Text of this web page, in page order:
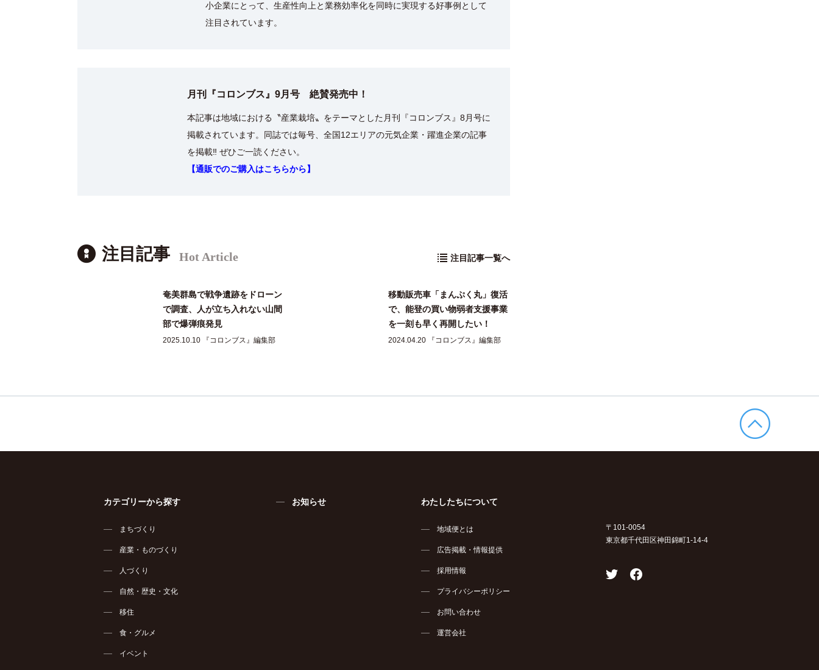
小企業にとって、生産性向上と業務効率化を同時に実現する好事例として
注目されています。
月刊『コロンブス』9月号 絶賛発売中！
本記事は地域における〝産業栽培〟をテーマとした月刊『コロンブス』8月号に
掲載されています。同誌では毎号、全国12エリアの元気企業・躍進企業の記事
を掲載‼ ぜひご一読ください。
【通販でのご購入はこちらから】
注目記事 Hot Article 注目記事一覧へ
奄美群島で戦争遺跡をドローン
で調査、人が立ち入れない山間
部で爆弾痕発見
2025.10.10 『コロンブス』編集部
移動販売車「まんぷく丸」復活
で、能登の買い物弱者支援事業
を一刻も早く再開したい！
2024.04.20 『コロンブス』編集部
カテゴリーから探す
まちづくり
産業・ものづくり
人づくり
自然・歴史・文化
移住
食・グルメ
イベント
お知らせ わたしたちについて
地域便とは
広告掲載・情報提供
採用情報
プライバシーポリシー
お問い合わせ
運営会社
〒101-0054
東京都千代田区神田錦町1-14-4